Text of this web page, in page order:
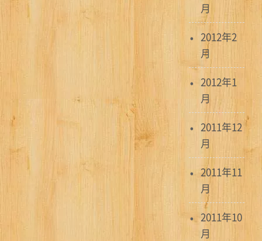
月
2012年2
月
2012年1
月
2011年12
月
2011年11
月
2011年10
月